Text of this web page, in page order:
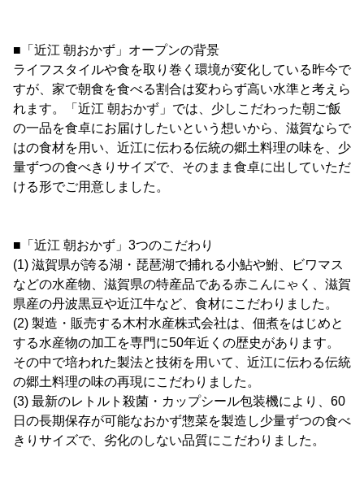
■「近江 朝おかず」オープンの背景
ライフスタイルや食を取り巻く環境が変化している昨今で
すが、家で朝食を食べる割合は変わらず高い水準と考えら
れます。「近江 朝おかず」では、少しこだわった朝ご飯
の一品を食卓にお届けしたいという想いから、滋賀ならで
はの食材を用い、近江に伝わる伝統の郷土料理の味を、少
量ずつの食べきりサイズで、そのまま食卓に出していただ
ける形でご用意しました。
■「近江 朝おかず」3つのこだわり
(1) 滋賀県が誇る湖・琵琶湖で捕れる小鮎や鮒、ビワマス
などの水産物、滋賀県の特産品である赤こんにゃく、滋賀
県産の丹波黒豆や近江牛など、食材にこだわりました。
(2) 製造・販売する木村水産株式会社は、佃煮をはじめと
する水産物の加工を専門に50年近くの歴史があります。
その中で培われた製法と技術を用いて、近江に伝わる伝統
の郷土料理の味の再現にこだわりました。
(3) 最新のレトルト殺菌・カップシール包装機により、60
日の長期保存が可能なおかず惣菜を製造し少量ずつの食べ
きりサイズで、劣化のしない品質にこだわりました。